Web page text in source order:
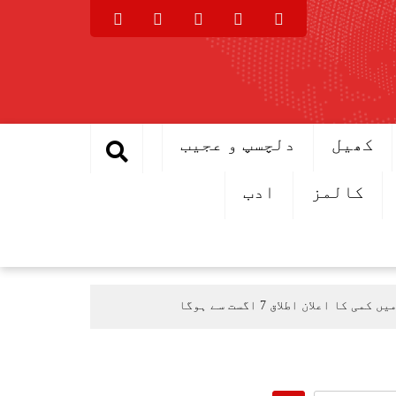
کھیل دلچسپ و عجیب
کالمز ادب
اطلاق 7 اگست سے ہوگا